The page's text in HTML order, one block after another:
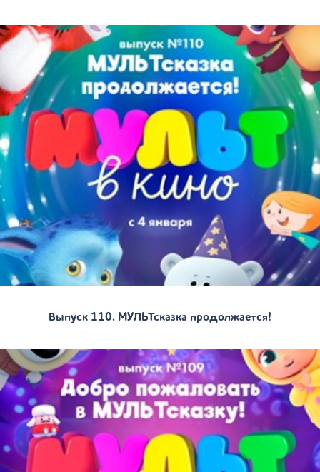
Выпуск 110. МУЛЬТсказка продолжается!